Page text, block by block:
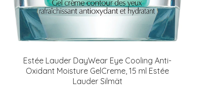
Estée Lauder DayWear Eye Cooling Anti-
Oxidant Moisture GelCreme, 15 ml Estée
Lauder Silmät